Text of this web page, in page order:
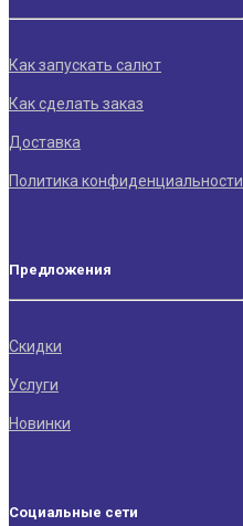
Как запускать салют
Как сделать заказ
Доставка
Политика конфиденциальности
Предложения
Скидки
Услуги
Новинки
Социальные сети